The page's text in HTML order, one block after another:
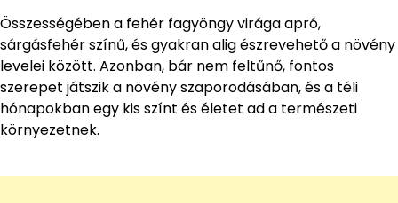
Összességében a fehér fagyöngy virága apró,
sárgásfehér színű, és gyakran alig észrevehető a növény
levelei között. Azonban, bár nem feltűnő, fontos
szerepet játszik a növény szaporodásában, és a téli
hónapokban egy kis színt és életet ad a természeti
környezetnek.